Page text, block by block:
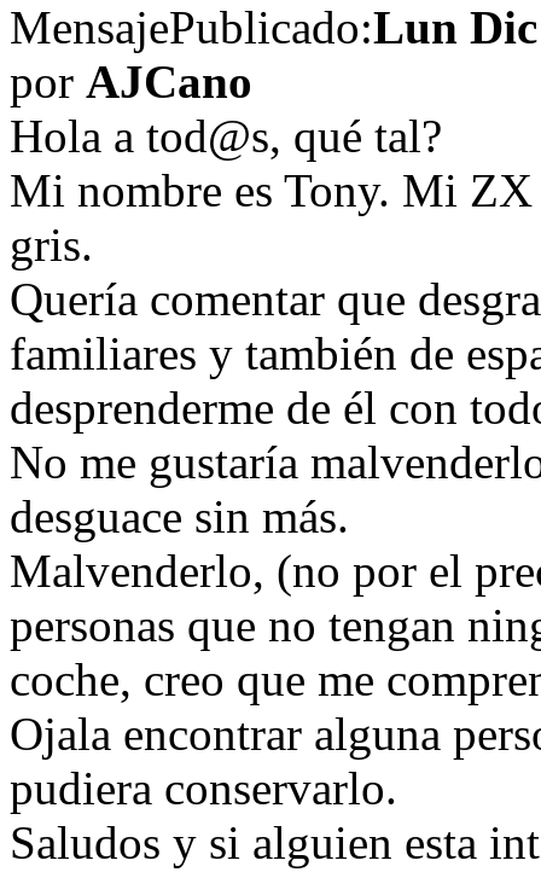
MensajePublicado:Lun Dic
por AJCano
Hola a tod@s, qué tal?
Mi nombre es Tony. Mi
gris.
Quería comentar que
familiares y también de
desprenderme de él con
No me gustaría
desguace sin más.
Malvenderlo, (no por el
personas que no tengan
coche, creo que me
Ojala encontrar alguna
pudiera conservarlo.
Saludos y si alguien esta